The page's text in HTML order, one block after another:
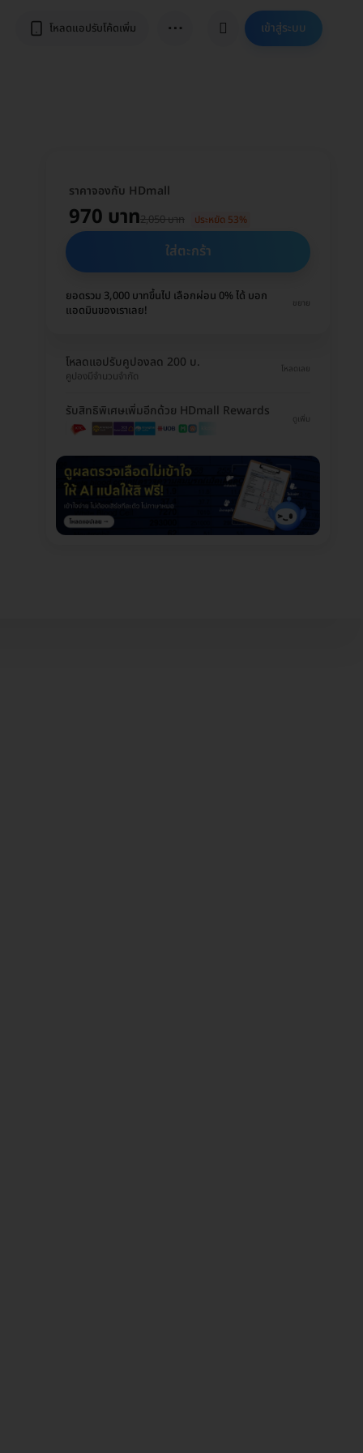
โหลดแอปรับโค้ดเพิ่ม ⋯ เข้าสู่ระบบ
ราคาจองกับ HDmall
970 บาท2,050 บาท ประหยัด 53%
ใส่ตะกร้า
ยอดรวม 3,000 บาทขึ้นไป เลือกผ่อน 0% ได้ บอก
แอดมินของเราเลย!
ขยาย
โหลดแอปรับคูปองลด 200 บ.
คูปองมีจำนวนจำกัด
โหลดเลย
รับสิทธิพิเศษเพิ่มอีกด้วย HDmall Rewards
ดูเพิ่ม